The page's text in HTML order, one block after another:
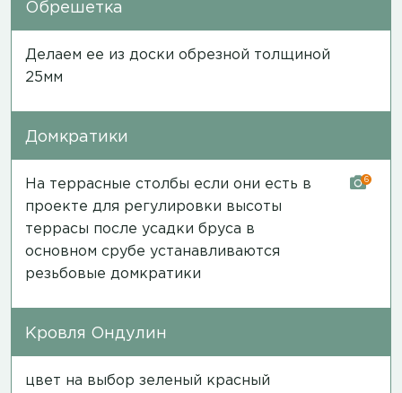
Обрешетка
Делаем ее из доски обрезной толщиной
25мм
Домкратики
На террасные столбы если они есть в
проекте для регулировки высоты
террасы после усадки бруса в
основном срубе устанавливаются
резьбовые домкратики
6
Кровля Ондулин
цвет на выбор зеленый красный